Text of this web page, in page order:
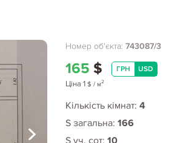
Номер об'єкта: 743087/3
165 $ ГРН USD
Ціна 1 $ / м2
Кількість кімнат: 4
S загальна: 166
S уч, сот: 10